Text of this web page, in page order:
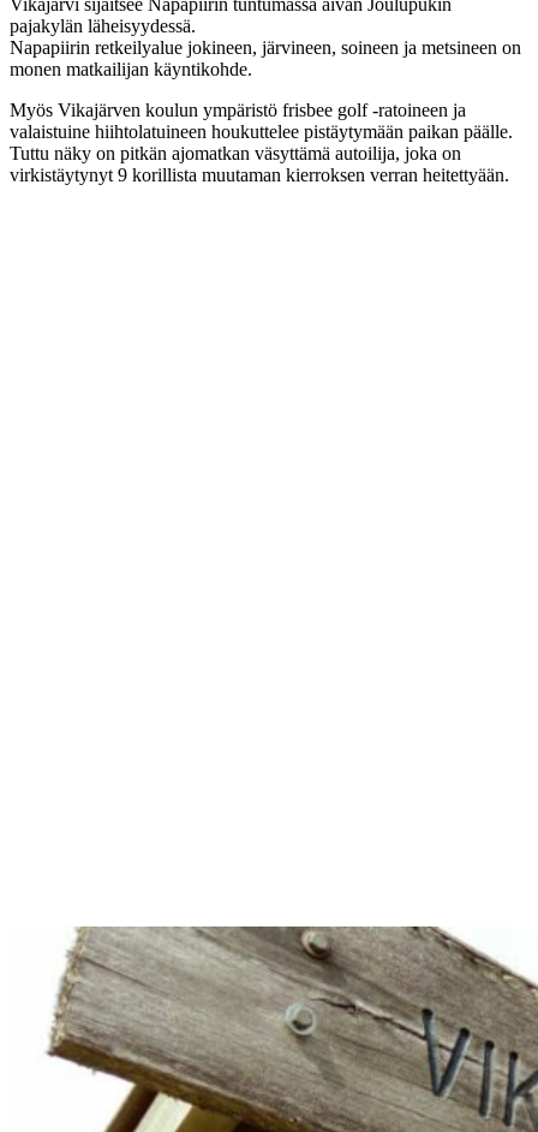
Vikajärvi sijaitsee Napapiirin tuntumassa aivan Joulupukin
pajakylän läheisyydessä.
Napapiirin retkeilyalue jokineen, järvineen, soineen ja metsineen on
monen matkailijan käyntikohde.
Myös Vikajärven koulun ympäristö frisbee golf -ratoineen ja
valaistuine hiihtolatuineen houkuttelee pistäytymään paikan päälle.
Tuttu näky on pitkän ajomatkan väsyttämä autoilija, joka on
virkistäytynyt 9 korillista muutaman kierroksen verran heitettyään.